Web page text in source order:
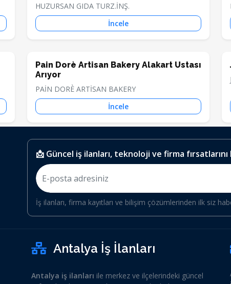
HUZURSAN GIDA TURZ.İNŞ.
İncele
Pain Dorè Artisan Bakery Alakart Ustası
Arıyor
PAİN DORÈ ARTİSAN BAKERY
İncele
📩 Güncel iş ilanları, teknoloji ve firma fırsatlarını
İş ilanları, firma kayıtları ve bilişim çözümlerinden ilk siz
Antalya İş İlanları
Antalya iş ilanları ile merkez ve ilçelerindeki güncel